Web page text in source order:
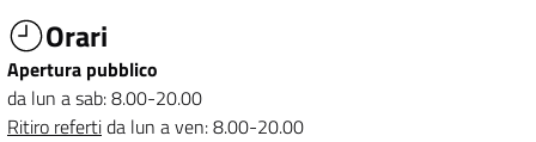
Orari
Apertura pubblico
da lun a sab: 8.00-20.00
Ritiro refertida lun a ven: 8.00-20.00